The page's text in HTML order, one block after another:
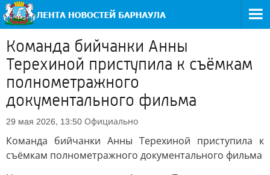
Команда бийчанки Анны
Терехиной приступила к съёмкам
полнометражного
документального фильма
29 мая 2026, 13:50 Официально
Команда бийчанки Анны Терехиной приступила к
съёмкам полнометражного документального фильма